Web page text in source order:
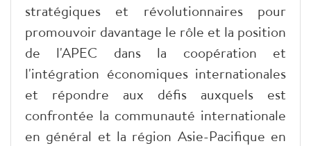
stratégiques et révolutionnaires pour
promouvoir davantage le rôle et la position
de l'APEC dans la coopération et
l'intégration économiques internationales
et répondre aux défis auxquels est
confrontée la communauté internationale
en général et la région Asie-Pacifique en